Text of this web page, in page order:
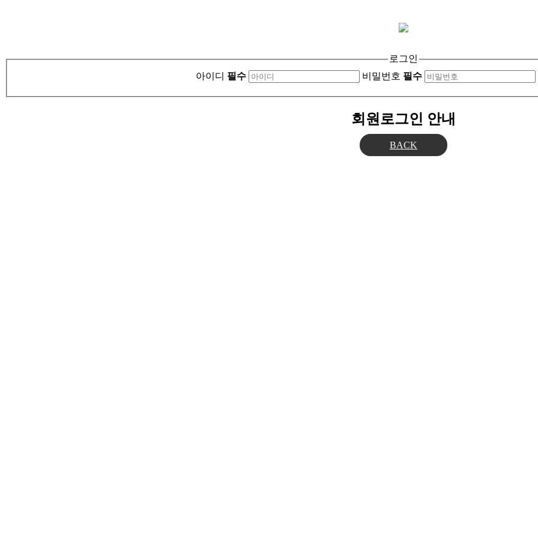
로그인
아이디 필수 비밀번호 필수
회원로그인 안내
BACK